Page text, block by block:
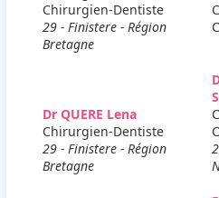
Chirurgien-Dentiste
29 - Finistere - Région
Bretagne
Dr QUERE Lena
Chirurgien-Dentiste
29 - Finistere - Région
Bretagne